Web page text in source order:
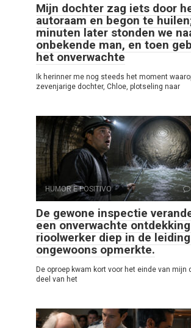
Mijn dochter zag iets door
autoraam en begon te
minuten later stonden we
onbekende man, en toen
het onverwachte
Ik herinner me nog steeds het moment
zevenjarige dochter, Chloe, plotseling naar
HUMOR E POSITIVO
De gewone inspectie
een onverwachte
rioolwerker diep in de
ongewoons opmerkte.
De oproep kwam kort voor het einde van mijn
deel van het